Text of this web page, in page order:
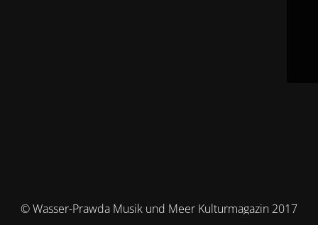
© Wasser-Prawda Musik und Meer Kulturmagazin 2017